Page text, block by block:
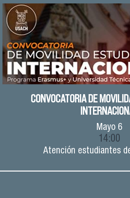
CONVOCATORIA DE
Mayo6
14:00
Atención estudiantes